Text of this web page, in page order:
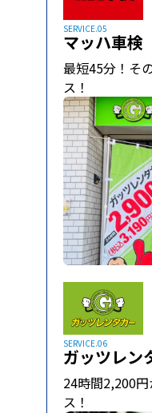
SERVICE.05
マッハ車検
最短45分！そ
ス！
SERVICE.06
ガッツレン
24時間2,200
ス！